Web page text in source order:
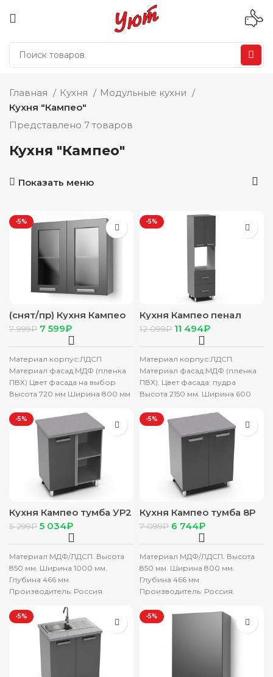
Главная Кухня
Модульные кухни
Кухня "Кампео"
Представлено 7 товаров
Кухня "Кампео"
Показать меню
-5%
(снят/пр) Кухня Кампео
шкаф 8ВС белый фасад
8ВС белый снег
7 999₽ 7 599₽
Материал корпус:ЛДСП
Материал фасад:МДФ (пленка
ПВХ) Цвет фасада на выбор
Высота 720 мм Ширина 800 мм
Производитель:
-5%
Кухня Кампео пенал
6ПД белый фасад 6ПД
пудра
12 099₽ 11 494₽
Материал корпус:ЛДСП.
Материал фасад:МДФ (пленка
ПВХ). Цвет фасада: пудра
Высота 2150 мм. Ширина 600
Производитель: Россия
-5%
Кухня Кампео тумба УР2
белый фасад УР2 пудра
без столеш
5 299₽ 5 034₽
Материал МДФ/ЛДСП. Высота
850 мм. Ширина 1000 мм.
Глубина 466 мм.
Производитель: Россия.
СТОЛЕШНИЦЫ
-5%
Кухня Кампео тумба 8Р
белый фасад 8Р пудра
без столеш
7 099₽ 6 744₽
Материал МДФ/ЛДСП. Высота
850 мм. Ширина 800 мм.
Глубина 466 мм.
Производитель: Россия.
СТОЛЕШНИЦЫ
-5% -5%